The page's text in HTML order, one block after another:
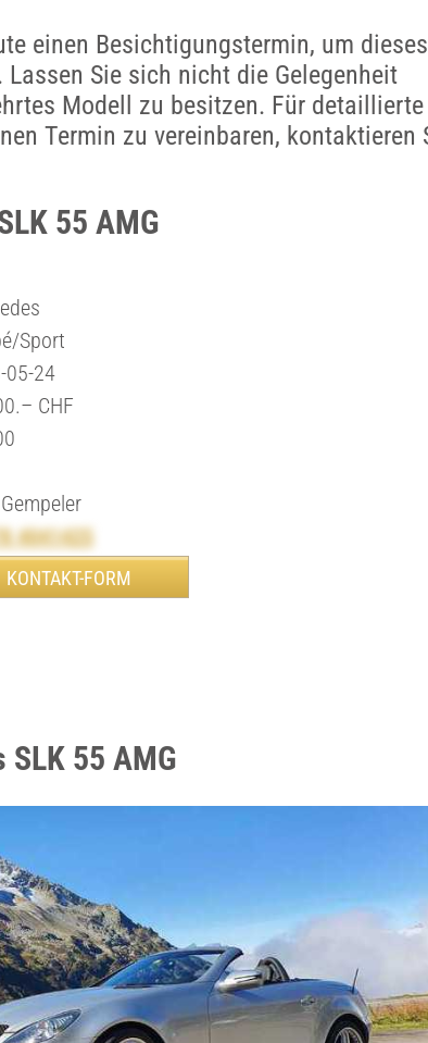
einen Besichtigungstermin, um dieses
Sie sich nicht die Gelegenheit
Modell zu besitzen. Für detaillierte
Termin zu vereinbaren, kontaktieren
55 AMG
Sport
05-24
CHF
4041425
55 AMG